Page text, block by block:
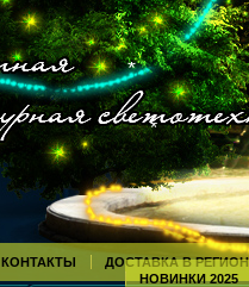
КОНТАКТЫ
ДОСТАВКА В
НОВИНКИ 2025